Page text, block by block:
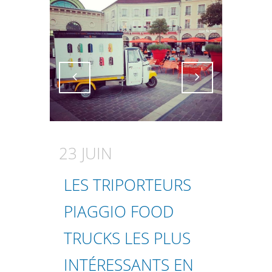
Attiva comando Attiva comando
23 JUIN
LES TRIPORTEURS
PIAGGIO FOOD
TRUCKS LES PLUS
INTÉRESSANTS EN